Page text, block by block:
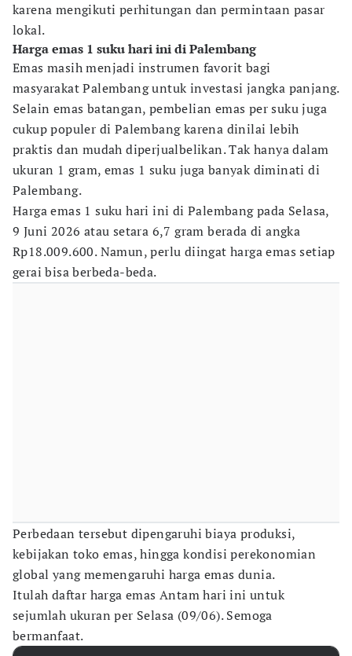
karena mengikuti perhitungan dan permintaan pasar
lokal.
Harga emas 1 suku hari ini di Palembang
Emas masih menjadi instrumen favorit bagi
masyarakat Palembang untuk investasi jangka panjang.
Selain emas batangan, pembelian emas per suku juga
cukup populer di Palembang karena dinilai lebih
praktis dan mudah diperjualbelikan. Tak hanya dalam
ukuran 1 gram, emas 1 suku juga banyak diminati di
Palembang.
Harga emas 1 suku hari ini di Palembang pada Selasa,
9 Juni 2026 atau setara 6,7 gram berada di angka
Rp18.009.600. Namun, perlu diingat harga emas setiap
gerai bisa berbeda-beda.
Perbedaan tersebut dipengaruhi biaya produksi,
kebijakan toko emas, hingga kondisi perekonomian
global yang memengaruhi harga emas dunia.
Itulah daftar harga emas Antam hari ini untuk
sejumlah ukuran per Selasa (09/06). Semoga
bermanfaat.